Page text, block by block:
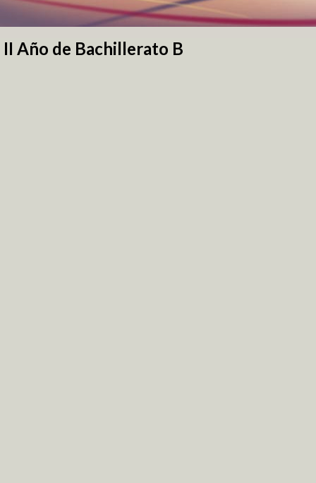
Bachillerato Internacional
II Año de Bachillerato B